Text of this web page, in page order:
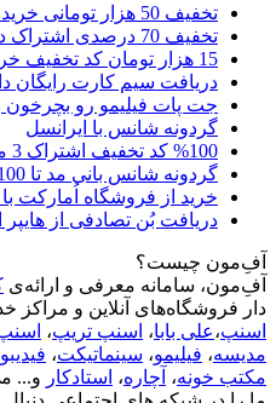
تخفیف 50 هزار تومانی خرید محصولات پروتئینی اسنپ فود
تخفیف 70 درصدی اشتراک دیجی پلاس از دیجی کالا
15 هزار تومان کد تخفیف خرید نان از اسنپ فود
دریافت سیم کارت رایگان
جت پات فیلیمو رو بچرخون
گردونه شانس با ایرانسل
%100 کد تخفیف اشتراک 3 ماهه دیجی پلاس از دیجی کالا
گردونه شانس بانی مد تا 100درصد تخفیف
خرید از فروشگاه اُمارکت با کد 30 هزار تومانی
دریافت بُن تصادفی از
آفِ‌مون چیست؟
آفِ‌مون، سامانه معرفی و ارائه‌ی
دار فروشگاه‌های آنلاین و مراکز
اسنپ،علی بابا، اسنپ تریپ،
مدیسه، فیلیمو، سینماتیکت، فیدیبو
مکتب خونه، آچاره، استادکار و...